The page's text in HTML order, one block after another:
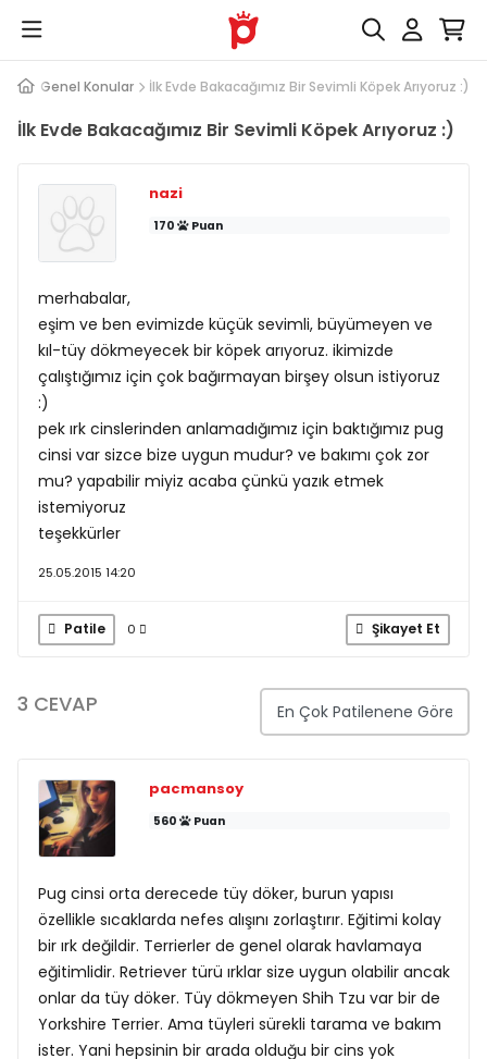
Genel Konular İlk Evde Bakacağımız Bir Sevimli Köpek Arıyoruz :)
İlk Evde Bakacağımız Bir Sevimli Köpek Arıyoruz :)
nazi
170 Puan
merhabalar,
eşim ve ben evimizde küçük sevimli, büyümeyen ve
kıl-tüy dökmeyecek bir köpek arıyoruz. ikimizde
çalıştığımız için çok bağırmayan birşey olsun istiyoruz
:)
pek ırk cinslerinden anlamadığımız için baktığımız pug
cinsi var sizce bize uygun mudur? ve bakımı çok zor
mu? yapabilir miyiz acaba çünkü yazık etmek
istemiyoruz
teşekkürler
25.05.2015 14:20
Patile 0 Şikayet Et
3 CEVAP
pacmansoy
560 Puan
Pug cinsi orta derecede tüy döker, burun yapısı
özellikle sıcaklarda nefes alışını zorlaştırır. Eğitimi kolay
bir ırk değildir. Terrierler de genel olarak havlamaya
eğitimlidir. Retriever türü ırklar size uygun olabilir ancak
onlar da tüy döker. Tüy dökmeyen Shih Tzu var bir de
Yorkshire Terrier. Ama tüyleri sürekli tarama ve bakım
ister. Yani hepsinin bir arada olduğu bir cins yok